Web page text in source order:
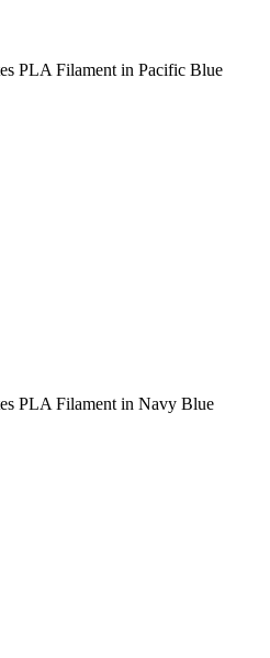
PLA Filament in Pacific Blue
PLA Filament in Navy Blue